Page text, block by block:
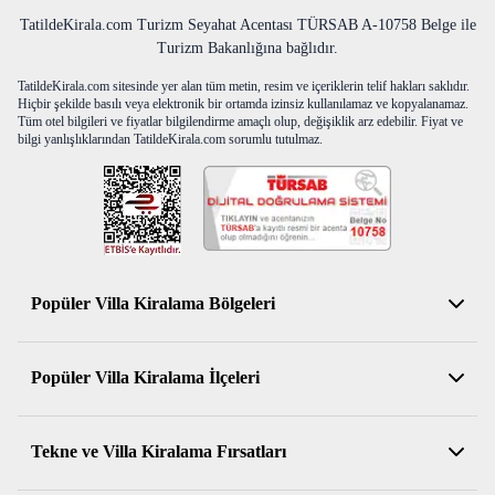
TatildeKirala.com Turizm Seyahat Acentası TÜRSAB A-10758 Belge ile
Turizm Bakanlığına bağlıdır.
TatildeKirala.com sitesinde yer alan tüm metin, resim ve içeriklerin telif hakları saklıdır.
Hiçbir şekilde basılı veya elektronik bir ortamda izinsiz kullanılamaz ve kopyalanamaz.
Tüm otel bilgileri ve fiyatlar bilgilendirme amaçlı olup, değişiklik arz edebilir. Fiyat ve
bilgi yanlışlıklarından TatildeKirala.com sorumlu tutulmaz.
Popüler Villa Kiralama Bölgeleri
Antalya Kiralık Villa
Muğla Kiralık Villa
Aydın Kiralık Villa
İzmir Kiralık Villa
Balıkesir Kiralık Villa
Popüler Villa Kiralama İlçeleri
Kemer Kiralık Villa
Serik Kiralık Villa
Konyaaltı Kiralık Villa
Tekne ve Villa Kiralama Fırsatları